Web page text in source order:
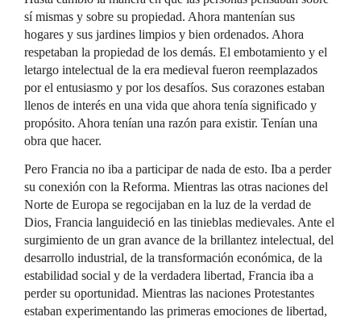
sí mismas y sobre su propiedad. Ahora mantenían sus
hogares y sus jardines limpios y bien ordenados. Ahora
respetaban la propiedad de los demás. El embotamiento y el
letargo intelectual de la era medieval fueron reemplazados
por el entusiasmo y por los desafíos. Sus corazones estaban
llenos de interés en una vida que ahora tenía significado y
propósito. Ahora tenían una razón para existir. Tenían una
obra que hacer.
Pero Francia no iba a participar de nada de esto. Iba a perder
su conexión con la Reforma. Mientras las otras naciones del
Norte de Europa se regocijaban en la luz de la verdad de
Dios, Francia languideció en las tinieblas medievales. Ante el
surgimiento de un gran avance de la brillantez intelectual, del
desarrollo industrial, de la transformación económica, de la
estabilidad social y de la verdadera libertad, Francia iba a
perder su oportunidad. Mientras las naciones Protestantes
estaban experimentando las primeras emociones de libertad,